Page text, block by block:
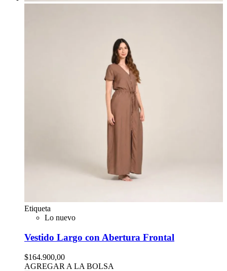
Etiqueta
Lo nuevo
Vestido Largo con Abertura Frontal
$164.900,00
AGREGAR A LA BOLSA